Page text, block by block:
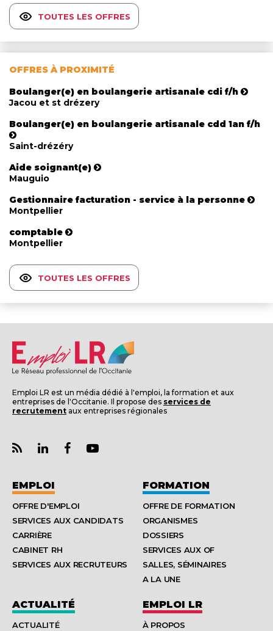
TOUTES LES OFFRES
OFFRES À PROXIMITÉ
Boulanger(e) en boulangerie artisanale cdi f/h
Jacou et st drézery
Boulanger(e) en boulangerie artisanale cdd 1an f/h
Saint-drézéry
Aide soignant(e)
Mauguio
Gestionnaire facturation - service à la personne
Montpellier
comptable
Montpellier
TOUTES LES OFFRES
Emploi LR est un média dédié à l'emploi, la formation et aux
entreprises de l'Occitanie. Il propose des services de
recrutement aux entreprises régionales
EMPLOI
OFFRE D'EMPLOI
SERVICES AUX CANDIDATS
CARRIÈRE
CABINET RH
SERVICES AUX RECRUTEURS
FORMATION
OFFRE DE FORMATION
ORGANISMES
DOSSIERS
SERVICES AUX OF
SALLES, SÉMINAIRES
A LA UNE
ACTUALITÉ
ACTUALITÉ
EMPLOI LR
À PROPOS